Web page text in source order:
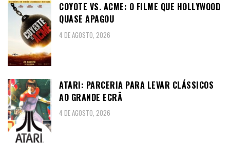
COYOTE VS. ACME: O FILME QUE HOLLYWOOD
QUASE APAGOU
4 DE AGOSTO, 2026
ATARI: PARCERIA PARA LEVAR CLÁSSICOS
AO GRANDE ECRÃ
4 DE AGOSTO, 2026